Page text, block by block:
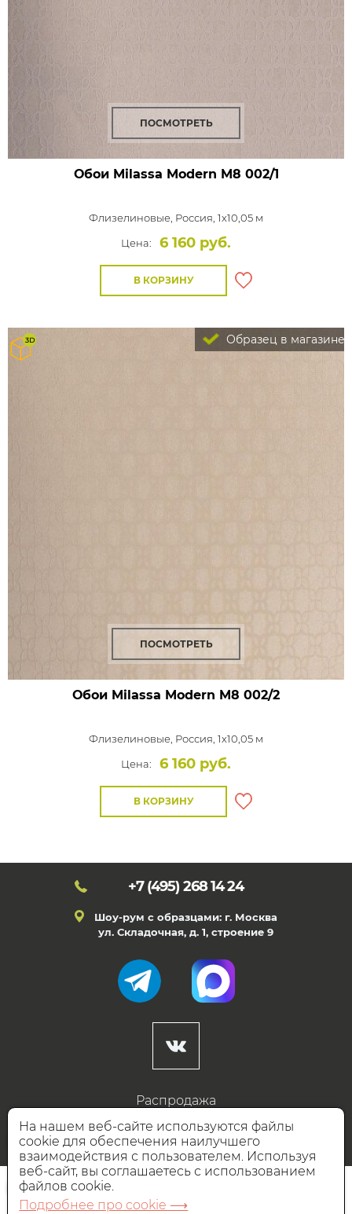
ПОСМОТРЕТЬ
Обои Milassa Modern M8 002/1
Флизелиновые, Россия, 1x10,05 м
Цена:
6 160 руб.
В КОРЗИНУ
Образец в магазине
ПОСМОТРЕТЬ
Обои Milassa Modern M8 002/2
Флизелиновые, Россия, 1x10,05 м
Цена:
6 160 руб.
В КОРЗИНУ
+7 (495) 268 14 24
Шоу-рум с образцами: г. Москва
ул. Складочная, д. 1, строение 9
Распродажа
Готовые дизайны
Дизайнерам
НАШИ ПАРТНЁРЫ
На нашем веб-сайте используются файлы
cookie для обеспечения наилучшего
взаимодействия с пользователем. Используя
веб-сайт, вы соглашаетесь с использованием
файлов cookie.
Подробнее про cookie ⟶